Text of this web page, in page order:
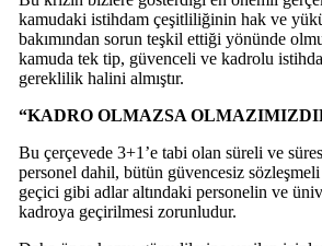
kamudaki istihdam çeşitliliğinin hak ve
bakımından sorun teşkil ettiği yönünde
kamuda tek tip, güvenceli ve kadrolu
gereklilik halini almıştır.
“KADRO OLMAZSA
Bu çerçevede 3+1’e tabi olan süreli ve
personel dahil, bütün güvencesiz
geçici gibi adlar altındaki personelin ve
kadroya geçirilmesi zorunludur.